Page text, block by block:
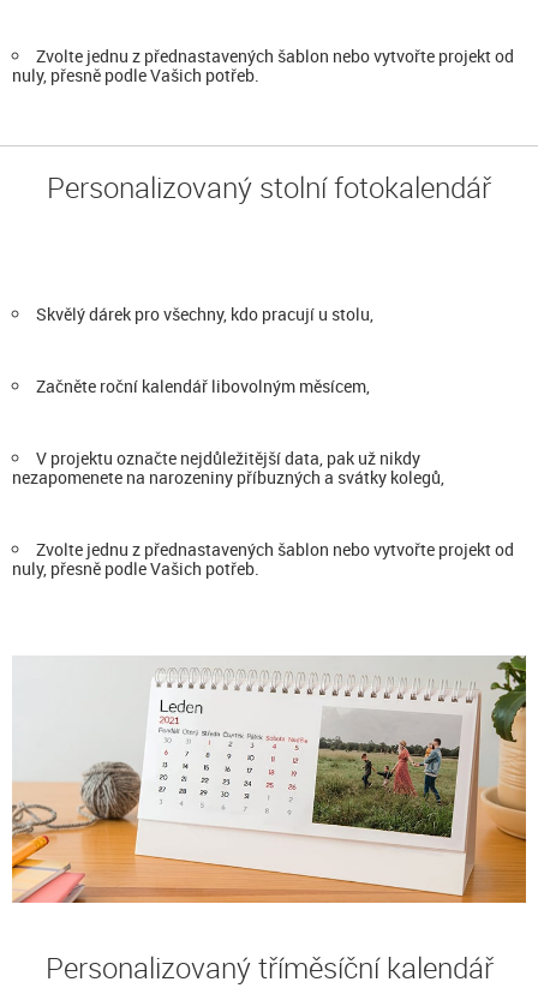
Zvolte jednu z přednastavených šablon nebo vytvořte projekt od
nuly, přesně podle Vašich potřeb.
Personalizovaný stolní fotokalendář
Skvělý dárek pro všechny, kdo pracují u stolu,
Začněte roční kalendář libovolným měsícem,
V projektu označte nejdůležitější data, pak už nikdy
nezapomenete na narozeniny příbuzných a svátky kolegů,
Zvolte jednu z přednastavených šablon nebo vytvořte projekt od
nuly, přesně podle Vašich potřeb.
Personalizovaný tříměsíční kalendář